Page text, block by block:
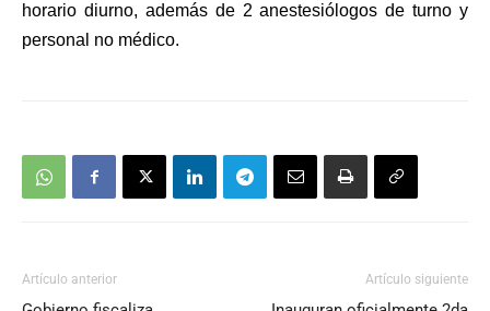
horario diurno, además de 2 anestesiólogos de turno y
personal no médico.
Artículo anterior Artículo siguiente